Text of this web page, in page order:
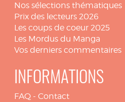
Nos sélections thématiques
Prix des lecteurs 2026
Les coups de coeur 2025
Les Mordus du Manga
Vos derniers commentaires
INFORMATIONS
FAQ - Contact